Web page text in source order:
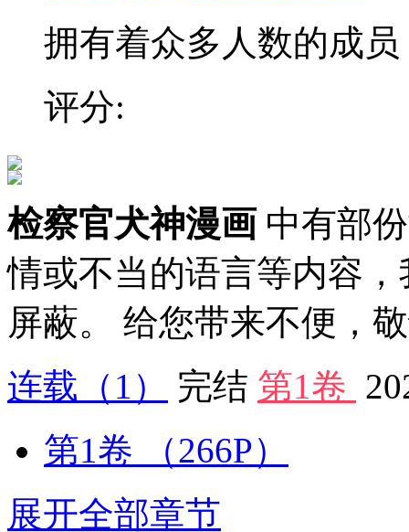
拥有着众多人数的成员
评分:
检察官犬神漫画 中有部
情或不当的语言等内容
屏蔽。 给您带来不便，
连载 （1） 完结 第1卷
第1卷
（266P）
展开全部章节